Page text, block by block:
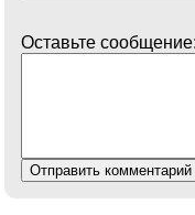
Оставьте